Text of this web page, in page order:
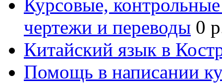
Курсовые,
чертежи и переводы 0
Китайский язык в
Помощь в написании